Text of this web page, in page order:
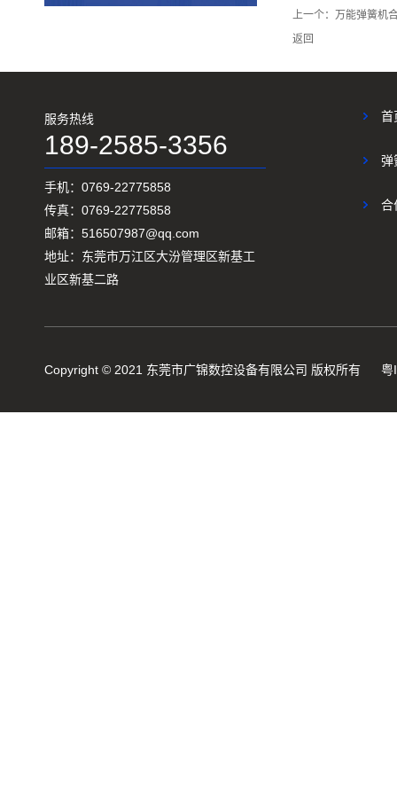
新手调试压簧机时要会什么技...
小小的弹簧，我们要做好真的...
弹簧基础知识
弹簧机的保养方法
上一个： 万能弹簧机
返回
服务热线
189-2585-3356
手机：0769-22775858
传真：0769-22775858
邮箱：516507987@qq.com
地址：东莞市万江区大汾管理区新基工
业区新基二路
首
弹
合
Copyright © 2021 东莞市广锦数控设备有限公司 版权所有 粤